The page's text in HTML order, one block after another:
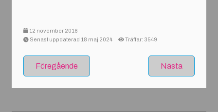
12 november 2016
Senast uppdaterad 18 maj 2024
Träffar: 3549
Föregående Nästa